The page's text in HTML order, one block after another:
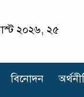
২০২৬, ২৫
বিনোদন